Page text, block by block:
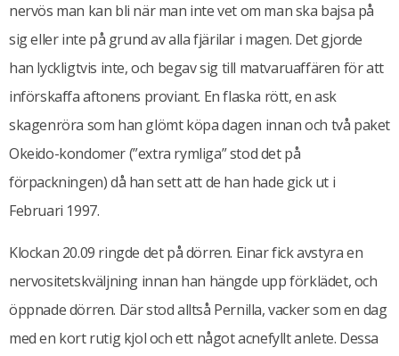
nervös man kan bli när man inte vet om man ska bajsa på
sig eller inte på grund av alla fjärilar i magen. Det gjorde
han lyckligtvis inte, och begav sig till matvaruaffären för att
införskaffa aftonens proviant. En flaska rött, en ask
skagenröra som han glömt köpa dagen innan och två paket
Okeido-kondomer (”extra rymliga” stod det på
förpackningen) då han sett att de han hade gick ut i
Februari 1997.
Klockan 20.09 ringde det på dörren. Einar fick avstyra en
nervositetskväljning innan han hängde upp förklädet, och
öppnade dörren. Där stod alltså Pernilla, vacker som en dag
med en kort rutig kjol och ett något acnefyllt anlete. Dessa